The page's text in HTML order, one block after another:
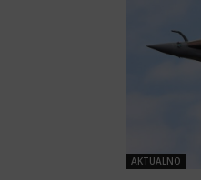
AKTUALNO